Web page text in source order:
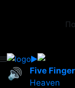
🔊 Five
Heaven